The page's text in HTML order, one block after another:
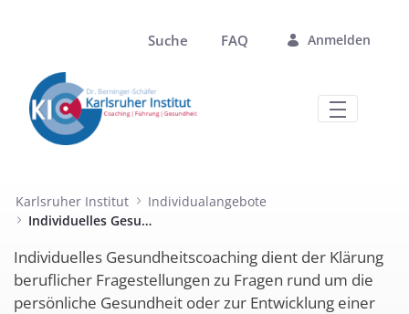
Suche FAQ Anmelden
Individuelles Gesundheitscoaching -
Karlsruher Institut
Individualangebote
Individuelles Gesundheitscoaching
Individuelles Gesundheitscoaching dient der Klärung
beruflicher Fragestellungen zu Fragen rund um die
persönliche Gesundheit oder zur Entwicklung einer